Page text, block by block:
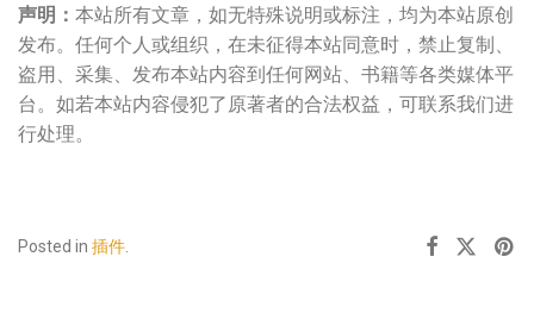
声明： 本站所有文章，如无特殊说明或标注，均为本站原创
发布。任何个人或组织，在未征得本站同意时，禁止复制、
盗用、采集、发布本站内容到任何网站、书籍等各类媒体平
台。如若本站内容侵犯了原著者的合法权益，可联系我们进
行处理。
Posted in 插件